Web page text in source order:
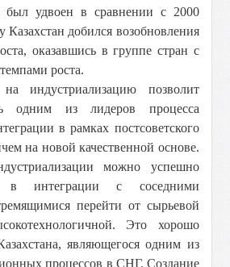
удвоен в сравнении с 2000
Казахстан добился возобновления
оказавшись в группе стран с
роста.
индустриализацию позволит
одним из лидеров процесса
в рамках постсоветского
на новой качественной основе.
можно успешно
в интеграции с соседними
перейти от сырьевой
Это хорошо
являющегося одним из
процессов в СНГ. Создание